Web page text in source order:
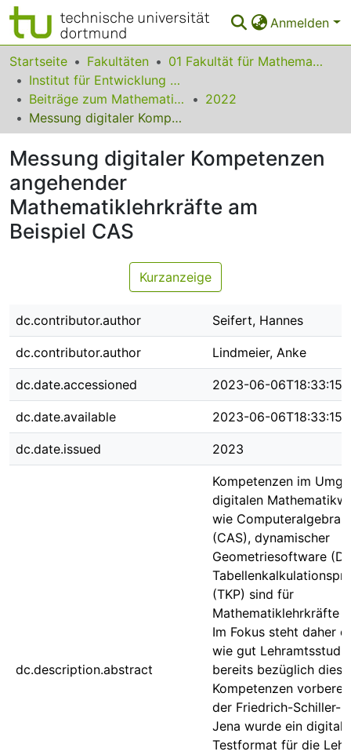
Anmelden
Bereiche & Sammlungen
Das gesamte Repositorium
Statistiken
FAQ
Leitlinien
Zurück zur Startseite
Startseite Fakultäten
01 Fakultät für Mathematik
Institut für Entwicklung und Erforschung des Mathematikunterrichts
Beiträge zum Mathematikunterricht
2022
Messung digitaler Kompetenzen angehender Mathematiklehrkräfte am Beispiel CAS
Messung digitaler Kompetenzen
angehender
Mathematiklehrkräfte am
Beispiel CAS
Kurzanzeige
dc.contributor.author Seifert, Hannes
dc.contributor.author Lindmeier, Anke
dc.date.accessioned 2023-06-06T18:33:15Z
dc.date.available 2023-06-06T18:33:15Z
dc.date.issued 2023
dc.description.abstract
Kompetenzen im
digitalen
wie
(CAS), dynamischer
Geometriesoftware
(TKP) sind für
Mathematiklehrkräfte
Im Fokus steht daher
wie gut
bereits bezüglich
Kompetenzen
der Friedrich-Schiller-
Jena wurde ein
Testformat für die